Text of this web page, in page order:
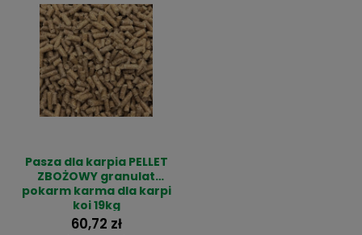
Pasza dla karpia PELLET
ZBOŻOWY granulat
pokarm karma dla karpi
koi 19kg
60,72 zł